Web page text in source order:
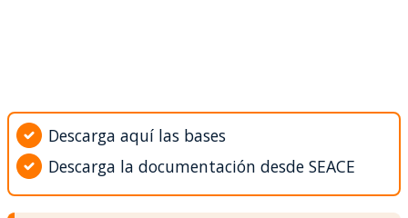
Descarga aquí las bases
Descarga la documentación desde SEACE